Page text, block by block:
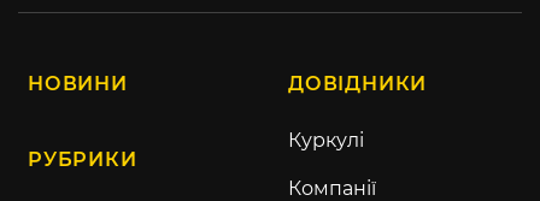
НОВИНИ
РУБРИКИ
ДОВІДНИКИ
Куркулі
Компанії